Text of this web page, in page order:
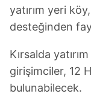
yatırım yeri
desteğinden
Kırsalda
girişimciler, 12
bulunabilecek.